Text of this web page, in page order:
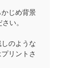
じめ背景
い。
のような
リントさ